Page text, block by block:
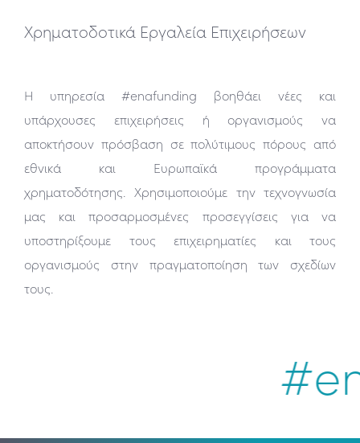
Χρηματοδοτικά Εργαλεία Επιχειρήσεων
Η υπηρεσία #enafunding βοηθάει νέες και
υπάρχουσες επιχειρήσεις ή οργανισμούς να
αποκτήσουν πρόσβαση σε πολύτιμους πόρους από
εθνικά και Ευρωπαϊκά προγράμματα
χρηματοδότησης. Χρησιμοποιούμε την τεχνογνωσία
μας και προσαρμοσμένες προσεγγίσεις για να
υποστηρίξουμε τους επιχειρηματίες και τους
οργανισμούς στην πραγματοποίηση των σχεδίων
τους.